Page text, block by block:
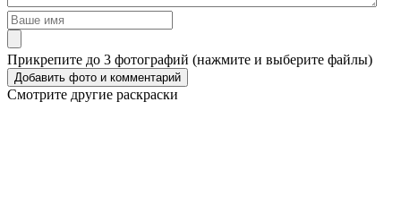
Прикрепите до 3 фотографий (нажмите и выберите файлы)
Смотрите другие раскраски